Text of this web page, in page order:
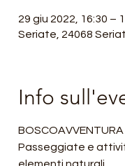
29 giu 2022, 16:30 –
Seriate, 24068
Info
BOSCOAVVENTURA
Passeggiate e